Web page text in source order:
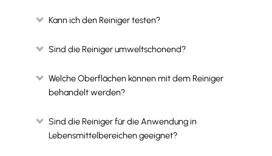
Kann ich den Reiniger testen?
Sind die Reiniger umweltschonend?
Welche Oberflächen können mit dem Reiniger
behandelt werden?
Sind die Reiniger für die Anwendung in
Lebensmittelbereichen geeignet?